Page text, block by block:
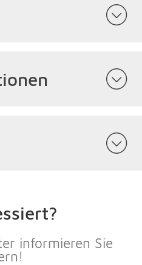
informieren Sie